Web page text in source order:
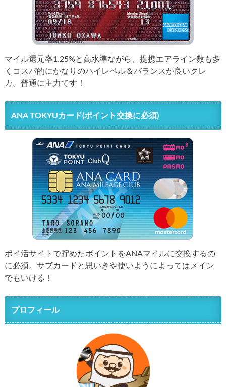
マイル還元率1.25%と高水準ながら、提携エアライン数も多
くコスパ的にかなりのハイレベル＆バランスが良いクレ
カ。普通に主力です！
ANA TOKYUカード(ポイント交換に必須)
ポイ活サイトで貯めたポイントをANAマイルに交換するの
に必須。サブカードと思いきや使いようによってはメイン
でもいける！
プロフィール